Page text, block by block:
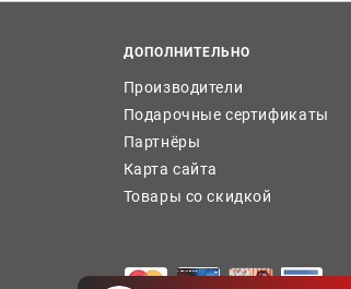
ДОПОЛНИТЕЛЬНО
Производители
Подарочные сертификаты
Партнёры
Карта сайта
Товары со скидкой